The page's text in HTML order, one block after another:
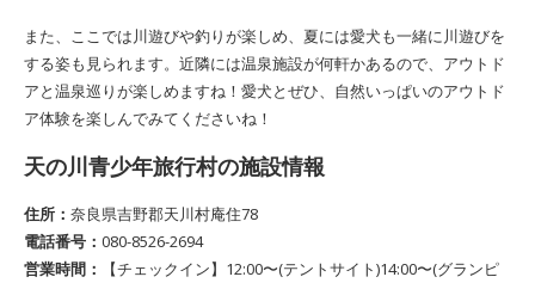
また、ここでは川遊びや釣りが楽しめ、夏には愛犬も一緒に川遊びを
する姿も見られます。近隣には温泉施設が何軒かあるので、アウトド
アと温泉巡りが楽しめますね！愛犬とぜひ、自然いっぱいのアウトド
ア体験を楽しんでみてくださいね！
天の川青少年旅行村の施設情報
住所： 奈良県吉野郡天川村庵住78
電話番号： 080-8526-2694
営業時間：
【チェックイン】12:00〜(テントサイト)14:00〜(グランピ